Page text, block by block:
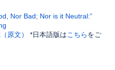
Nor Bad; Nor is it Neutral:”
原文） *日本語版はこちらをご